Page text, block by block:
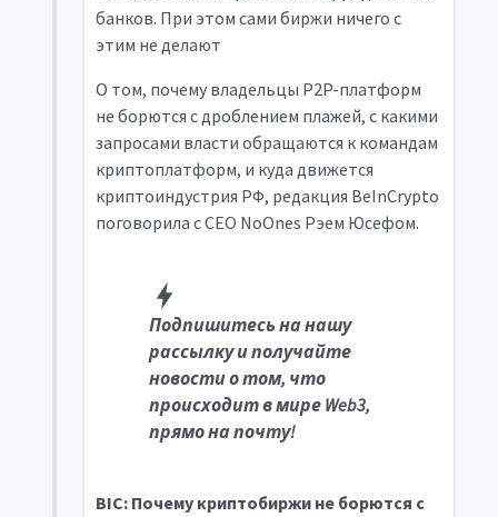
банков. При этом сами биржи ничего с
этим не делают
О том, почему владельцы P2P-платформ
не борются с дроблением плажей, с какими
запросами власти обращаются к командам
криптоплатформ, и куда движется
криптоиндустрия РФ, редакция BeInCrypto
поговорила с CEO NoOnes Рэем Юсефом.
Подпишитесь на нашу
рассылку и получайте
новости о том, что
происходит в мире Web3,
прямо на почту!
BIC: Почему криптобиржи не борются с